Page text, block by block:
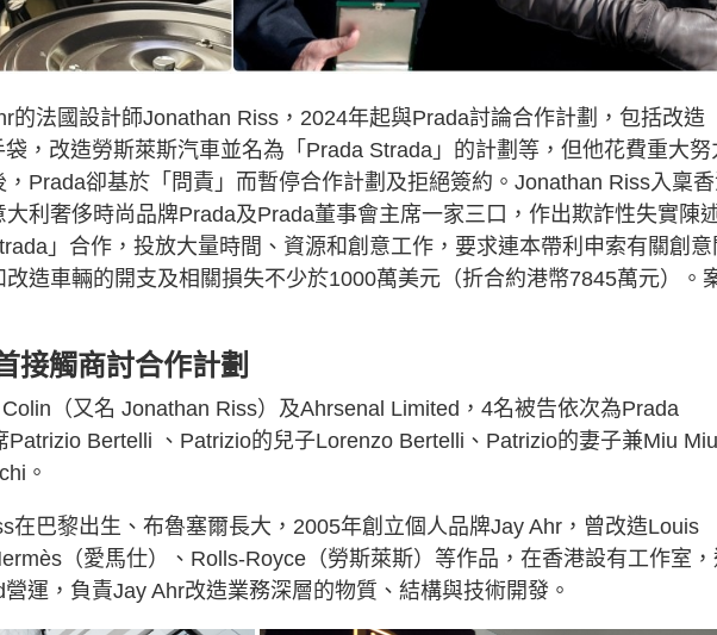
的法國設計師Jonathan Riss，2024年起與Prada討論合作計劃，包括改造
，改造勞斯萊斯汽車並名為「Prada Strada」的計劃等，但他花費重大努
Prada卻基於「問責」而暫停合作計劃及拒絕簽約。Jonathan Riss入稟
利奢侈時尚品牌Prada及Prada董事會主席一家三口，作出欺詐性失實陳
」合作，投放大量時間、資源和創意工作，要求連本帶利申索有關創意
造車輛的開支及相關損失不少於1000萬美元（折合約港幣7845萬元）。
接觸商討合作計劃
（又名 Jonathan Riss）及Ahrsenal Limited，4名被告依次為Prada
Patrizio Bertelli 、Patrizio的兒子Lorenzo Bertelli、Patrizio的妻子兼Miu
。
在巴黎出生、布魯塞爾長大，2005年創立個人品牌Jay Ahr，曾改造Louis
（愛馬仕）、Rolls-Royce（勞斯萊斯）等作品，在香港設有工作室
運，負責Jay Ahr改造業務深層的物質、結構與技術開發。